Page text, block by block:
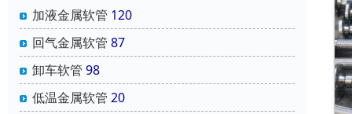
加液金属软管 120
回气金属软管 87
卸车软管 98
低温金属软管 20